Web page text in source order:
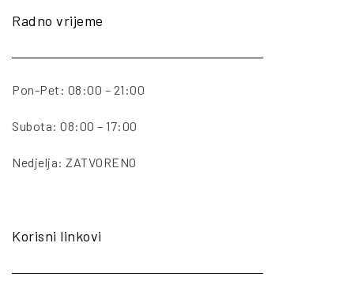
Radno vrijeme
Pon-Pet: 08:00 – 21:00
Subota: 08:00 – 17:00
Nedjelja: ZATVORENO
Korisni linkovi